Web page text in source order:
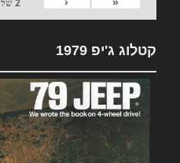
קטלוג ג'יפ 1979